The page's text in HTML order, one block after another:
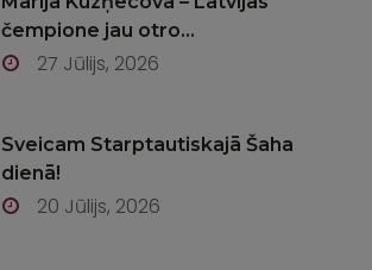
čempione jau otro...
27 Jūlijs, 2026
Sveicam Starptautiskajā Šaha
dienā!
20 Jūlijs, 2026